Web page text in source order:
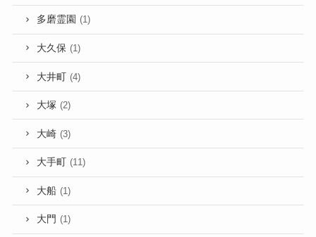
多磨霊園 (1)
大久保 (1)
大井町 (4)
大塚 (2)
大崎 (3)
大手町 (11)
大船 (1)
大門 (1)